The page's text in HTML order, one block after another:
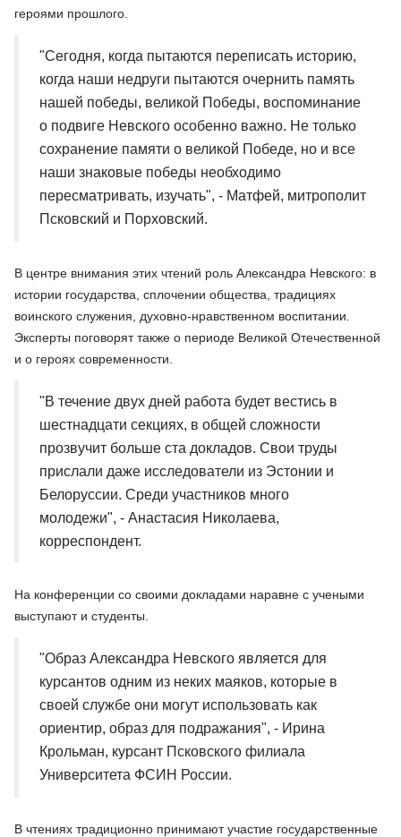
героями прошлого.
"Сегодня, когда пытаются переписать историю,
когда наши недруги пытаются очернить память
нашей победы, великой Победы, воспоминание
о подвиге Невского особенно важно. Не только
сохранение памяти о великой Победе, но и все
наши знаковые победы необходимо
пересматривать, изучать", - Матфей, митрополит
Псковский и Порховский.
В центре внимания этих чтений роль Александра Невского: в
истории государства, сплочении общества, традициях
воинского служения, духовно-нравственном воспитании.
Эксперты поговорят также о периоде Великой Отечественной
и о героях современности.
"В течение двух дней работа будет вестись в
шестнадцати секциях, в общей сложности
прозвучит больше ста докладов. Свои труды
прислали даже исследователи из Эстонии и
Белоруссии. Среди участников много
молодежи", - Анастасия Николаева,
корреспондент.
На конференции со своими докладами наравне с учеными
выступают и студенты.
"Образ Александра Невского является для
курсантов одним из неких маяков, которые в
своей службе они могут использовать как
ориентир, образ для подражания", - Ирина
Крольман, курсант Псковского филиала
Университета ФСИН России.
В чтениях традиционно принимают участие государственные